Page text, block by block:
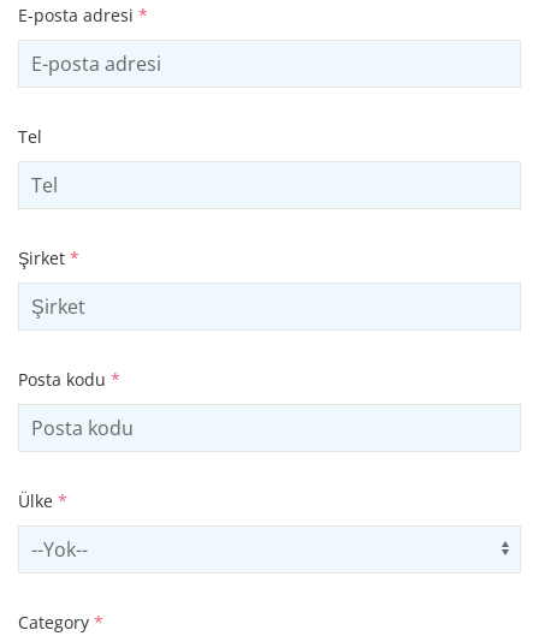
E-posta adresi *
Tel
Şirket *
Posta kodu *
Ülke *
Select country
Category *